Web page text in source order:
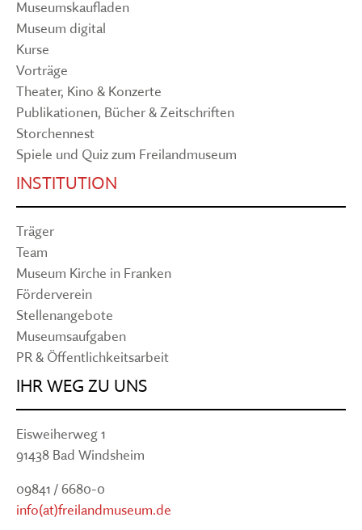
Museumskaufladen
Museum digital
Kurse
Vorträge
Theater, Kino & Konzerte
Publikationen, Bücher & Zeitschriften
Storchennest
Spiele und Quiz zum Freilandmuseum
INSTITUTION
Träger
Team
Museum Kirche in Franken
Förderverein
Stellenangebote
Museumsaufgaben
PR & Öffentlichkeitsarbeit
IHR WEG ZU UNS
Eisweiherweg 1
91438 Bad Windsheim
09841 / 6680-0
info(at)freilandmuseum.de